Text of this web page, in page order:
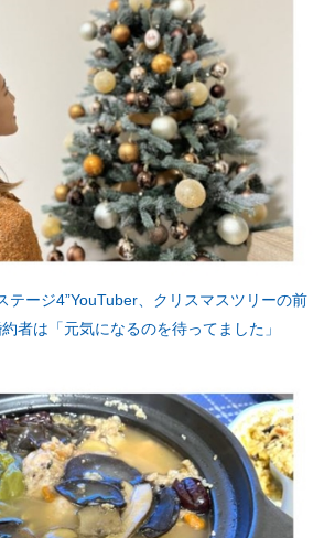
テージ4”YouTuber、クリスマスツリーの前
者は「元気になるのを待ってました」